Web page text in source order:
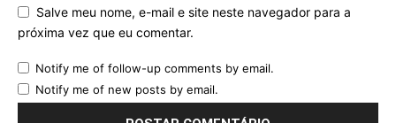
Salve meu nome, e-mail e site neste navegador para a
próxima vez que eu comentar.
Notify me of follow-up comments by email.
Notify me of new posts by email.